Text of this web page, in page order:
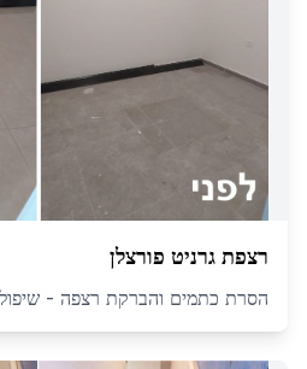
רצפת גרניט פורצלן
הסרת כתמים והברקת רצפה -